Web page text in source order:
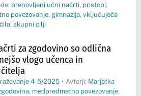
prenovljeni učni načrti, pristopi,
povezovanje, gimnazija, vključujoča
, skupni cilji
za zgodovino so odlična
vlogo učenca in
4-5/2025 • Avtorji: Marjetka
, medpredmetno povezovanje,